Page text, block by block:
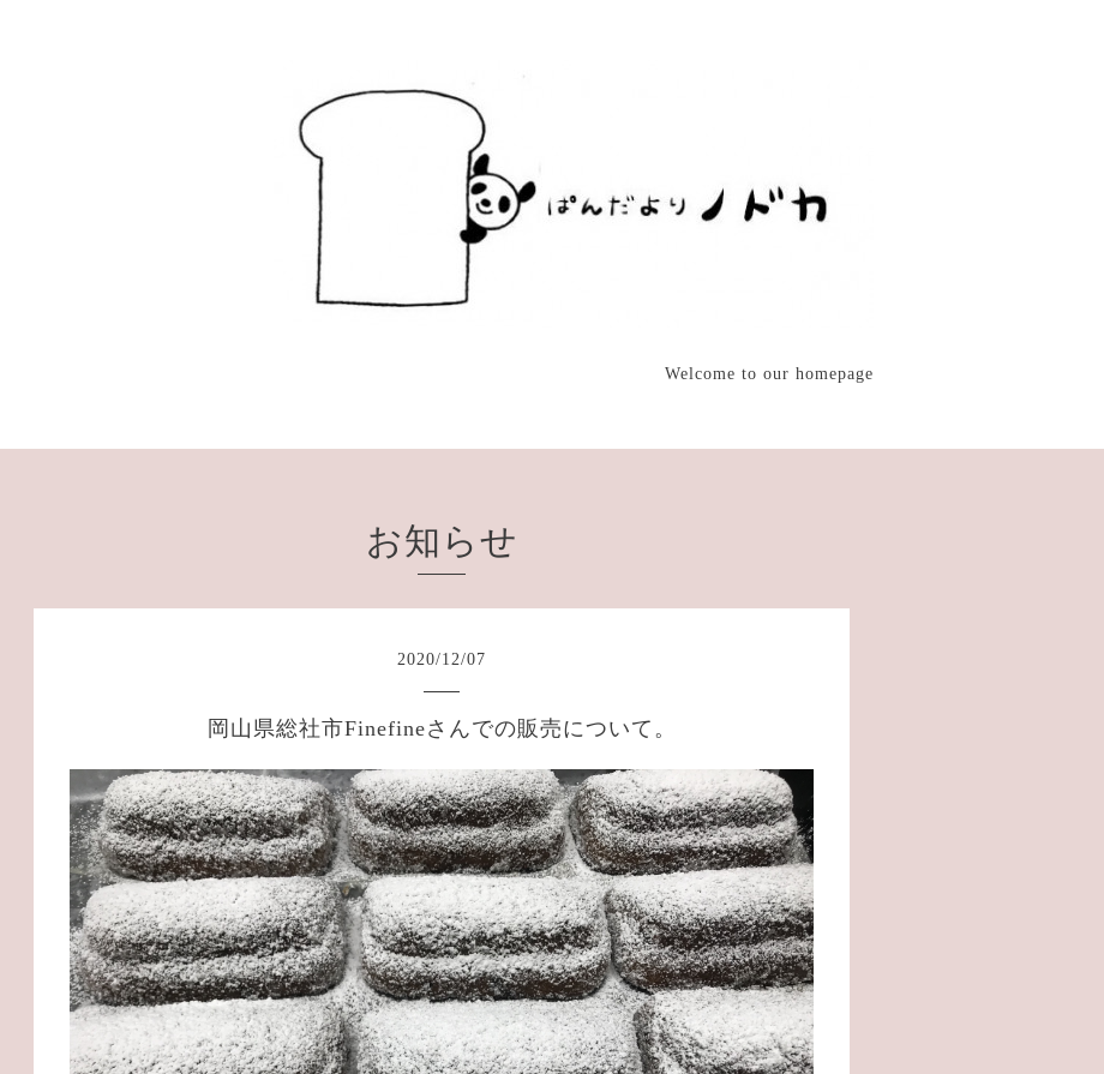
Welcome to our homepage
お知らせ
2020/12/07
岡山県総社市Finefineさんでの販売について。